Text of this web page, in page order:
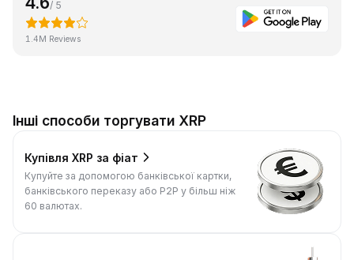
/ 5
1.4M Reviews
Інші способи торгувати XRP
Купівля XRP за фіат
Купуйте за допомогою банківської картки,
банківського переказу або P2P у більш ніж
60 валютах.